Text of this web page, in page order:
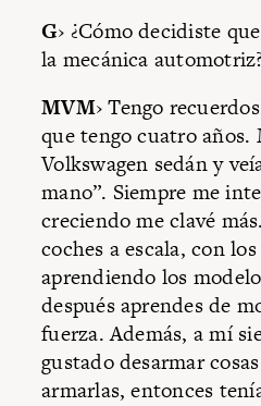
G› ¿Cómo decidiste
la mecánica
MVM› Tengo
que tengo cuatro años.
Volkswagen sedán y
mano”. Siempre me
creciendo me clavé
coches a escala, con
aprendiendo los
después aprendes de
fuerza. Además, a mí
gustado desarmar
armarlas, entonces